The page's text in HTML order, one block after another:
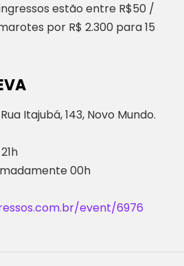
estão entre R$50 /
por R$ 2.300 para 15
Itajubá, 143, Novo Mundo.
00h
event/6976